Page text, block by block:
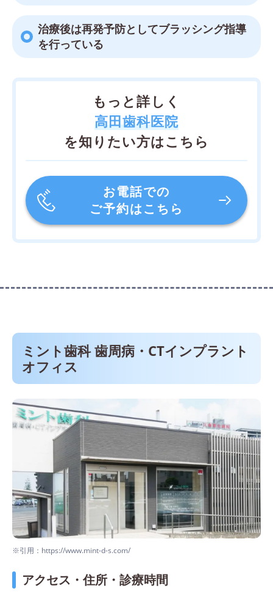
治療後は再発予防としてブラッシング指導
を行っている
もっと詳しく
高田歯科医院
を知りたい方はこちら
お電話での
ご予約はこちら
ミント歯科 歯周病・CTインプラント
オフィス
※引用：https://www.mint-d-s.com/
アクセス・住所・診療時間